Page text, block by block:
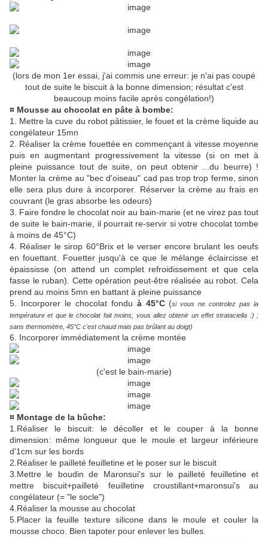
(lors de mon 1er essai, j'ai commis une erreur: je n'ai pas coupé
tout de suite le biscuit à la bonne dimension; résultat c'est
beaucoup moins facile après congélation!)
¤ Mousse au chocolat en pâte à bombe:
1. Mettre la cuve du robot pâtissier, le fouet et la crème liquide au
congélateur 15mn
2. Réaliser la crème fouettée en commençant à vitesse moyenne
puis en augmentant progressivement la vitesse (si on met à
pleine puissance tout de suite, on peut obtenir ...du beurre) !
Monter la crème au "bec d'oiseau" cad pas trop trop ferme, sinon
elle sera plus dure à incorporer. Réserver la crème au frais en
couvrant (le gras absorbe les odeurs)
3. Faire fondre le chocolat noir au bain-marie (et ne virez pas tout
de suite le bain-marie, il pourrait re-servir si votre chocolat tombe
à moins de 45°C)
4. Réaliser le sirop 60°Brix et le verser encore brulant les oeufs
en fouettant. Fouetter jusqu'à ce que le mélange éclaircisse et
épaississe (on attend un complet refroidissement et que cela
fasse le ruban). Cette opération peut-être réalisée au robot. Cela
prend au moins 5mn en battant à pleine puissance
5. Incorporer le chocolat fondu à 45°C(si vous ne controlez pas la
température et que le chocolat fait moins, vous allez obtenir un effet strataciella :) ;
sans thermomètre, 45°C c'est chaud mais pas brûlant au doigt)
6. Incorporer immédiatement la crème montée
(c'est le bain-marie)
¤ Montage de la bûche:
1.Réaliser le biscuit: le décoller et le couper à la bonne
dimension: même longueur que le moule et largeur inférieure
d'1cm sur les bords
2.Réaliser le pailleté feuilletine et le poser sur le biscuit
3.Mettre le boudin de Maronsui's sur le pailleté feuilletine et
mettre biscuit+pailleté feuilletine croustillant+maronsui's au
congélateur (= "le socle")
4.Réaliser la mousse au chocolat
5.Placer la feuille texture silicone dans le moule et couler la
mousse choco. Bien tapoter pour enlever les bulles.